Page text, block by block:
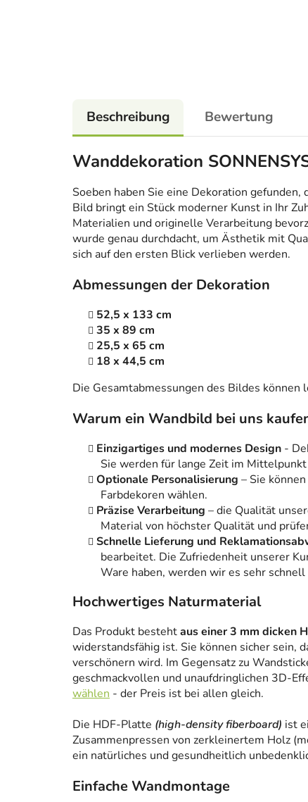
Beschreibung Bewertung
Wanddekoration
Soeben haben Sie eine Dekoration
Bild bringt ein Stück moderner Kunst in Ihr
Materialien und originelle Verarbeitung
wurde genau durchdacht, um Ästhetik mit
sich auf den ersten Blick verlieben werden.
Abmessungen der Dekoration
52,5 x 133 cm
35 x 89 cm
25,5 x 65 cm
18 x 44,5 cm
Die Gesamtabmessungen des Bildes
Warum ein Wandbild bei uns
Einzigartiges und modernes Design -
Sie werden für lange Zeit im
Optionale Personalisierung – Sie
Farbdekoren wählen.
Präzise Verarbeitung – die Qualität
Material von höchster Qualität und
Schnelle Lieferung und
bearbeitet. Die Zufriedenheit unserer
Ware haben, werden wir es sehr schnell
Hochwertiges Naturmaterial
Das Produkt bestehtaus einer 3 mm dicken
widerstandsfähig ist. Sie können sicher sein,
verschönern wird. Im Gegensatz zu
geschmackvollen und unaufdringlichen 3D-
wählen - der Preis ist bei allen gleich.
Die HDF-Platte (high-density fiberboard) ist
Zusammenpressen von zerkleinertem Holz
ein natürliches und gesundheitlich
Einfache Wandmontage